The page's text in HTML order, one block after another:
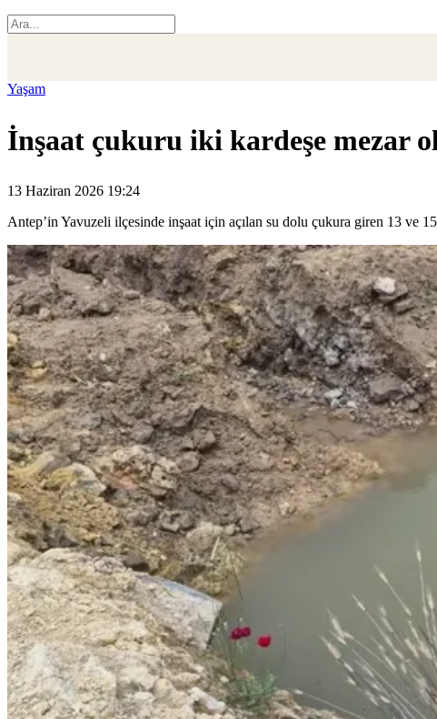
Yaşam
İnşaat çukuru iki kardeşe mezar
13 Haziran 2026 19:24
Antep’in Yavuzeli ilçesinde inşaat için açılan su dolu çukura giren 13 ve